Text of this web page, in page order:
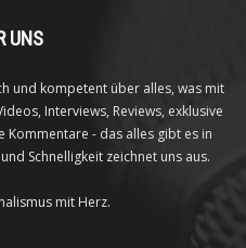
UNS
und kompetent über alles, was mit
Interviews, Reviews, exklusive
Kommentare - das alles gibt es in
Schnelligkeit zeichnet uns aus.
mit Herz.